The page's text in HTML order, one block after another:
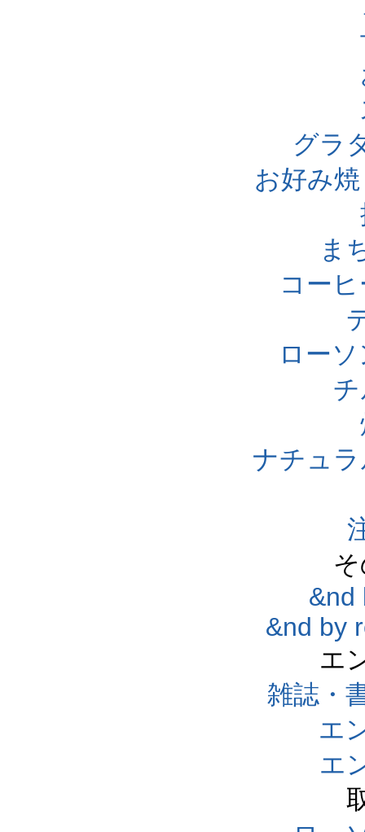
グラ
お好み
ま
コー
ロー
ナチュ
&nd
&nd by
エ
雑誌・
エ
エ